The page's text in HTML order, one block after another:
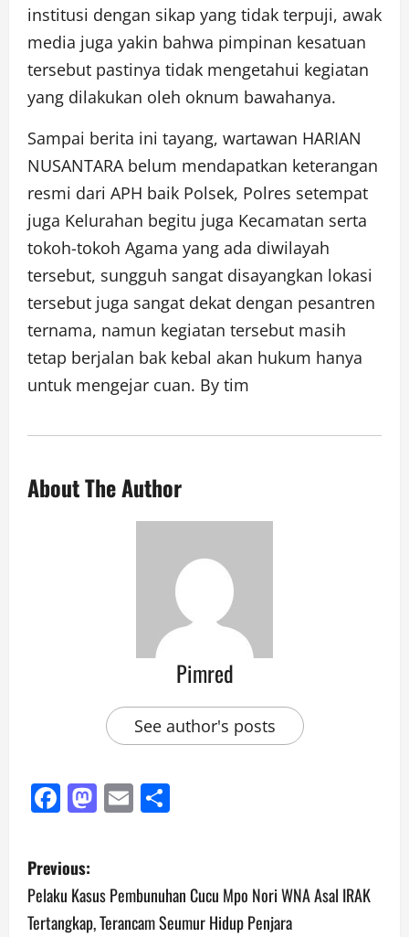
institusi dengan sikap yang tidak terpuji, awak
media juga yakin bahwa pimpinan kesatuan
tersebut pastinya tidak mengetahui kegiatan
yang dilakukan oleh oknum bawahanya.
Sampai berita ini tayang, wartawan HARIAN
NUSANTARA belum mendapatkan keterangan
resmi dari APH baik Polsek, Polres setempat
juga Kelurahan begitu juga Kecamatan serta
tokoh-tokoh Agama yang ada diwilayah
tersebut, sungguh sangat disayangkan lokasi
tersebut juga sangat dekat dengan pesantren
ternama, namun kegiatan tersebut masih
tetap berjalan bak kebal akan hukum hanya
untuk mengejar cuan. By tim
About The Author
Pimred
See author's posts
Facebook
Mastodon
Email
Previous:
Pelaku Kasus Pembunuhan Cucu Mpo Nori WNA Asal IRAK
Tertangkap, Terancam Seumur Hidup Penjara